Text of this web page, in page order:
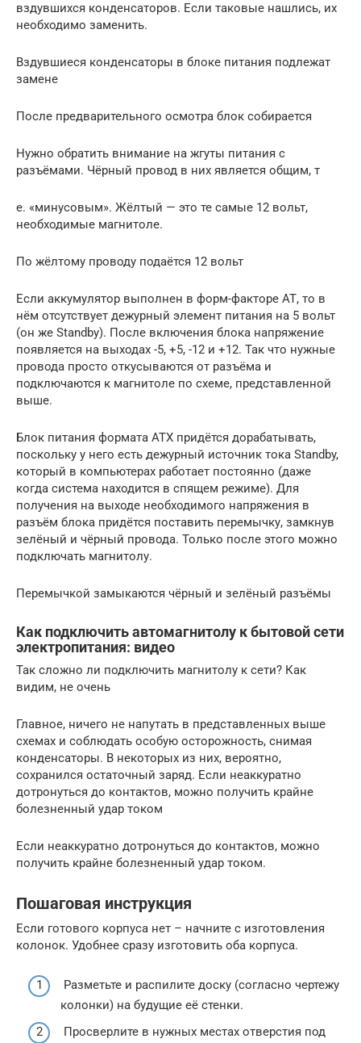
вздувшихся конденсаторов. Если таковые нашлись, их
необходимо заменить.
Вздувшиеся конденсаторы в блоке питания подлежат
замене
После предварительного осмотра блок собирается
Нужно обратить внимание на жгуты питания с
разъёмами. Чёрный провод в них является общим, т
е. «минусовым». Жёлтый — это те самые 12 вольт,
необходимые магнитоле.
По жёлтому проводу подаётся 12 вольт
Если аккумулятор выполнен в форм-факторе АТ, то в
нём отсутствует дежурный элемент питания на 5 вольт
(он же Standby). После включения блока напряжение
появляется на выходах -5, +5, -12 и +12. Так что нужные
провода просто откусываются от разъёма и
подключаются к магнитоле по схеме, представленной
выше.
Блок питания формата АТХ придётся дорабатывать,
поскольку у него есть дежурный источник тока Standby,
который в компьютерах работает постоянно (даже
когда система находится в спящем режиме). Для
получения на выходе необходимого напряжения в
разъём блока придётся поставить перемычку, замкнув
зелёный и чёрный провода. Только после этого можно
подключать магнитолу.
Перемычкой замыкаются чёрный и зелёный разъёмы
Как подключить автомагнитолу к бытовой сети
электропитания: видео
Так сложно ли подключить магнитолу к сети? Как
видим, не очень
Главное, ничего не напутать в представленных выше
схемах и соблюдать особую осторожность, снимая
конденсаторы. В некоторых из них, вероятно,
сохранился остаточный заряд. Если неаккуратно
дотронуться до контактов, можно получить крайне
болезненный удар током
Если неаккуратно дотронуться до контактов, можно
получить крайне болезненный удар током.
Пошаговая инструкция
Если готового корпуса нет – начните с изготовления
колонок. Удобнее сразу изготовить оба корпуса.
Разметьте и распилите доску (согласно чертежу
колонки) на будущие её стенки.
Просверлите в нужных местах отверстия под